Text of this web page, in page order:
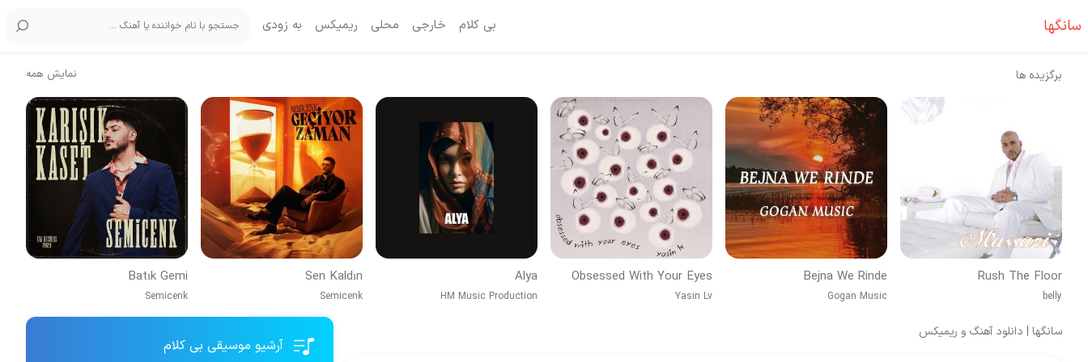
سانگها بی کلام خارجی محلی ریمیکس به زودی
برگزیده ها نمایش همه
Rush The Floor
belly
Bejna We Rinde
Gogan Music
Obsessed With Your Eyes
Yasin Lv
Alya
HM Music Production
Sen Kaldın
Semicenk
Batık Gemi
Semicenk
سانگها | دانلود آهنگ و ریمیکس
آرشیو موسیقی بی کلام